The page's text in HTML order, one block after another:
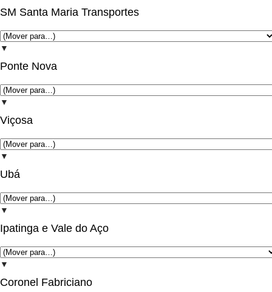
SM Santa Maria Transportes
▼
Ponte Nova
▼
Viçosa
▼
Ubá
▼
Ipatinga e Vale do Aço
▼
Coronel Fabriciano